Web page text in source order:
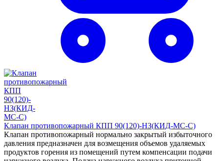
Клапан противопожарный КПП 90(120)-НЗ(КИД-МС-С)
Клапан противопожарный нормально закрытый избыточного
давления предназначен для возмещения объемов удаляемых
продуктов горения из помещений путем компенсации подачи